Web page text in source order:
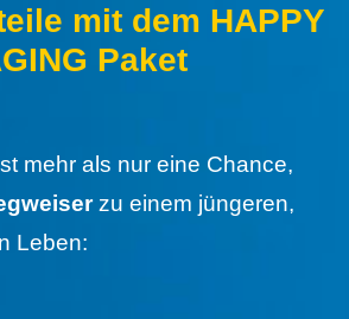
mit dem HAPPY
Paket
mehr als nur eine Chance,
zu einem jüngeren,
Leben: